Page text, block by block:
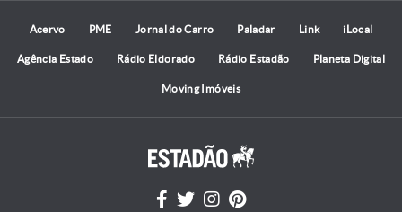
Acervo PME Jornal do Carro Paladar Link iLocal
Agência Estado Rádio Eldorado Rádio Estadão Planeta Digital
Moving Imóveis